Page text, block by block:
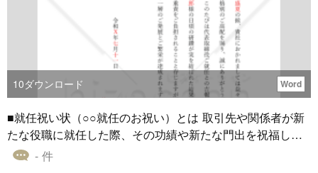
10ダウンロード Word
■就任祝い状（○○就任のお祝い）とは 取引先や関係者が新
たな役職に就任した際、その功績や新たな門出を祝福し、
今後の発展を祈念する気持ちを伝えるための書式です。ビ
- 件